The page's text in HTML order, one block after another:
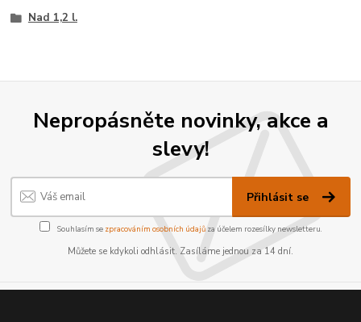
Nad 1,2 l.
Nepropásněte novinky, akce a
slevy!
Přihlásit se
Souhlasím se zpracováním osobních údajůza účelem rozesílky newsletteru.
Můžete se kdykoli odhlásit. Zasíláme jednou za 14 dní.